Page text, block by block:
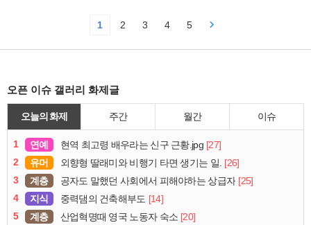
1 2 3 4 5
오픈 이슈 갤러리 화제글
오늘의 화제 주간 월간 이슈
1 연예 현역 최고령 배우라는 신구 근황.jpg [27]
2
유머 외향형 딸래미와 비행기 타면 생기는 일. [26]
3
계층 공자도 말했던 사회에서 피해야하는 상급자 [25]
4
지식 중력댐의 건축해부도 [14]
5
계층 산업혁명때 영국 노동자 숙소 [20]